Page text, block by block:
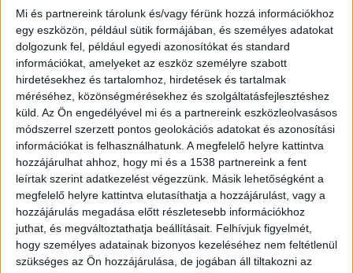
Mi és partnereink tárolunk és/vagy férünk hozzá információkhoz
egy eszközön, például sütik formájában, és személyes adatokat
dolgozunk fel, például egyedi azonosítókat és standard
információkat, amelyeket az eszköz személyre szabott
hirdetésekhez és tartalomhoz, hirdetések és tartalmak
méréséhez, közönségmérésekhez és szolgáltatásfejlesztéshez
küld. Az Ön engedélyével mi és a partnereink eszközleolvasásos
módszerrel szerzett pontos geolokációs adatokat és azonosítási
információkat is felhasználhatunk. A megfelelő helyre kattintva
hozzájárulhat ahhoz, hogy mi és a 1538 partnereink a fent
leírtak szerint adatkezelést végezzünk. Másik lehetőségként a
megfelelő helyre kattintva elutasíthatja a hozzájárulást, vagy a
hozzájárulás megadása előtt részletesebb információkhoz
juthat, és megváltoztathatja beállításait. Felhívjuk figyelmét,
hogy személyes adatainak bizonyos kezeléséhez nem feltétlenül
szükséges az Ön hozzájárulása, de jogában áll tiltakozni az
értékesítésekben.
Gazdasági szempontból az átállást tovább gyorsíthatja
az EU kibocsátáskereskedelmi rendszerének
közlekedésre és épületekre kiterjesztett, ETS2 néven
ismert szakasza, amely várhatóan 2028-tól növeli a
fosszilis üzemanyagok költségeit. Ez javíthatja az
elektromos járművek versenyképességét a fogyasztók és
a vállalati flották számára egyaránt. A nyilvános
töltőpontok száma Európában 2025-re meghaladta az
egymilliót, ugyanakkor a töltőhálózat területi
egyenlőtlenségei és a lakossági töltési lehetőségek
korlátozott elérhetősége továbbra is akadályozzák a
gyorsabb terjedést. A hibrid és plug-in hibrid járművek